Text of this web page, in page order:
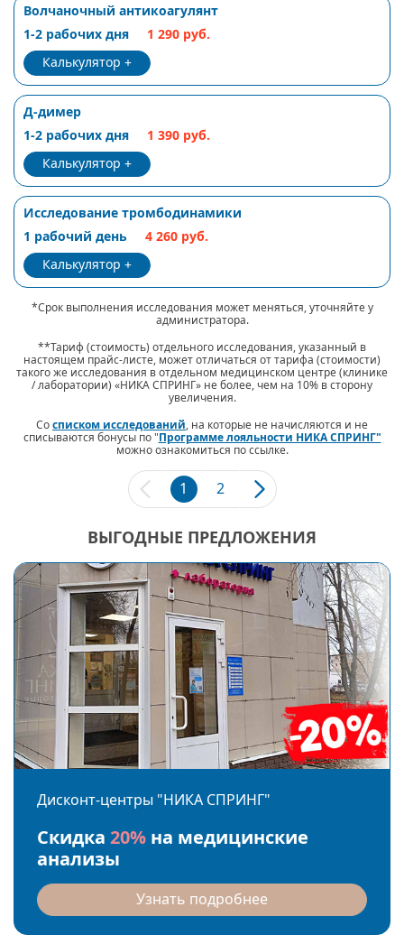
Волчаночный антикоагулянт
1-2 рабочих дня
1 290 руб.
Калькулятор
Д-димер
1-2 рабочих дня
1 390 руб.
Калькулятор
Исследование тромбодинамики
1 рабочий день
4 260 руб.
Калькулятор
*Срок выполнения исследования может меняться, уточняйте у
администратора.
**Тариф (стоимость) отдельного исследования, указанный в
настоящем прайс-листе, может отличаться от тарифа (стоимости)
такого же исследования в отдельном медицинском центре (клинике
/ лаборатории) «НИКА СПРИНГ» не более, чем на 10% в сторону
увеличения.
Сосписком исследований, на которые не начисляются и не
списываются бонусы по "Программе лояльности НИКА СПРИНГ"
можно ознакомиться по ссылке.
1 2
ВЫГОДНЫЕ ПРЕДЛОЖЕНИЯ
Дисконт-центры "НИКА СПРИНГ"
Скидка 20% на медицинские
анализы
Узнать подробнее